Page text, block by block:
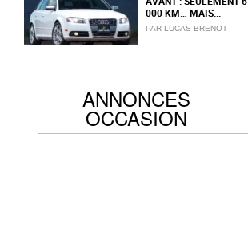
000 KM… MAIS...
PAR LUCAS BRENOT
ANNONCES
OCCASION